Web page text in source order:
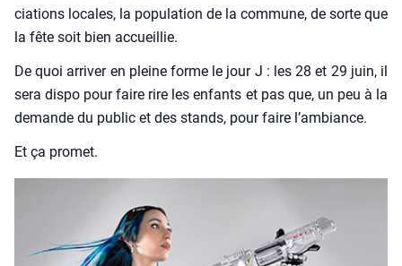
cia­tions locales, la popu­la­tion de la com­mune, de sorte que
la fête soit bien accueillie.
De quoi arri­ver en pleine forme le jour J : les 28 et 29 juin, il
sera dis­po pour faire rire les enfants et pas que, un peu à la
demande du public et des stands, pour faire l’ambiance.
Et ça pro­met.